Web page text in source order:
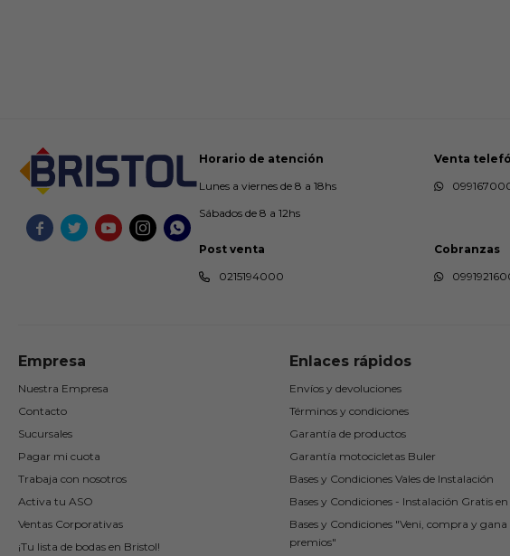
    
Horario de atención
Lunes a viernes de 8 a 18hs
Sábados de 8 a 12hs
Venta
Post venta
0215194000
Cobranzas
Empresa
Nuestra Empresa
Contacto
Sucursales
Pagar mi cuota
Trabaja con nosotros
Activa tu ASO
Ventas Corporativas
¡Tu lista de bodas en Bristol!
Enlaces rápidos
Envíos y devoluciones
Términos y condiciones
Garantía de productos
Garantía motocicletas Buler
Bases y Condiciones Vales de Instalación
Bases y Condiciones - Instalación Gratis
Bases y Condiciones "Veni, compra y gana
premios"